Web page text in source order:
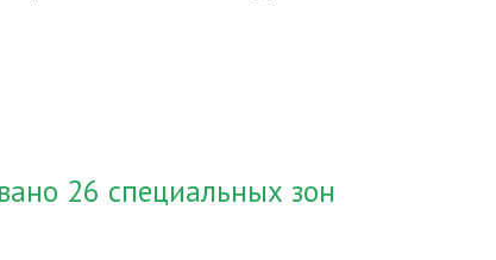
26 специальных зон